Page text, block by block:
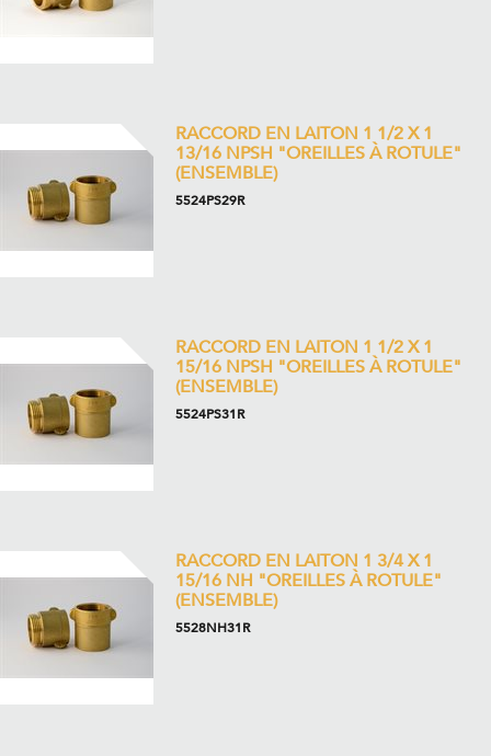
RACCORD EN LAITON 1 1/2 X 1
13/16 NPSH "OREILLES À ROTULE"
(ENSEMBLE)
5524PS29R
RACCORD EN LAITON 1 1/2 X 1
15/16 NPSH "OREILLES À ROTULE"
(ENSEMBLE)
5524PS31R
RACCORD EN LAITON 1 3/4 X 1
15/16 NH "OREILLES À ROTULE"
(ENSEMBLE)
5528NH31R